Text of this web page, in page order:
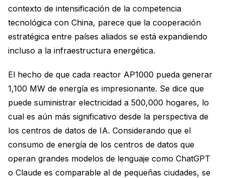
contexto de intensificación de la competencia
tecnológica con China, parece que la cooperación
estratégica entre países aliados se está expandiendo
incluso a la infraestructura energética.
El hecho de que cada reactor AP1000 pueda generar
1,100 MW de energía es impresionante. Se dice que
puede suministrar electricidad a 500,000 hogares, lo
cual es aún más significativo desde la perspectiva de
los centros de datos de IA. Considerando que el
consumo de energía de los centros de datos que
operan grandes modelos de lenguaje como ChatGPT
o Claude es comparable al de pequeñas ciudades, se